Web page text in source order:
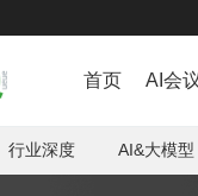
首页 AI会
行业深度 AI&大模型